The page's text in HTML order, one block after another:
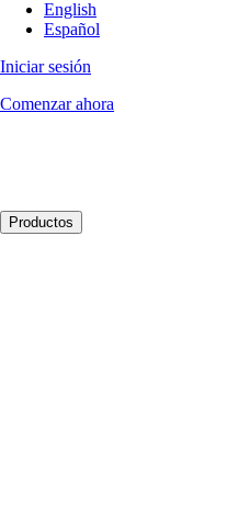
English
Español
Iniciar sesión
Comenzar ahora
Productos